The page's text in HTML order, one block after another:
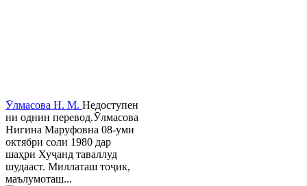
Ӯлмасова Н. М. Недоступен
ни однин перевод.Ӯлмасова
Нигина Маруфовна 08-уми
октябри соли 1980 дар
шаҳри Хуҷанд таваллуд
шудааст. Миллаташ тоҷик,
маълумоташ...